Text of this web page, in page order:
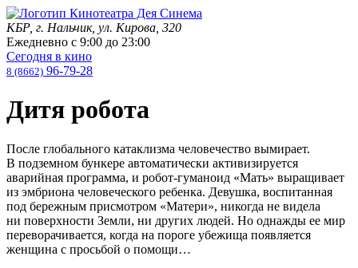
КБР, г. Нальчик, ул. Кирова, 320
Ежедневно с 9:00 до 23:00
Сегодня в кино
8 (8662) 96-79-28
Дитя робота
После глобального катаклизма человечество вымирает.
В подземном бункере автоматически активизируется
аварийная программа, и робот-гуманоид «Мать» выращивает
из эмбриона человеческого ребенка. Девушка, воспитанная
под бережным присмотром «Матери», никогда не видела
ни поверхности Земли, ни других людей. Но однажды ее мир
переворачивается, когда на пороге убежища появляется
женщина с просьбой о помощи…